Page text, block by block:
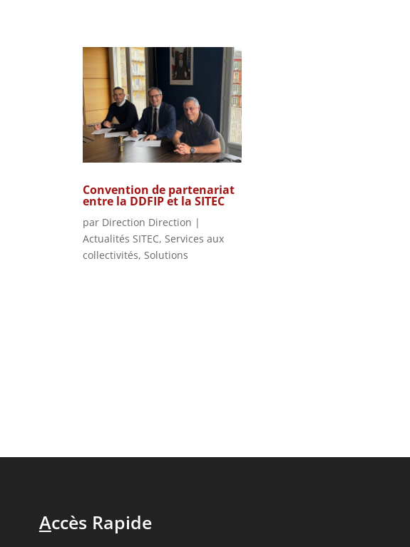
Convention de partenariat
entre la DDFIP et la SITEC
par Direction Direction |
Actualités SITEC, Services aux
collectivités, Solutions
Accès Rapide